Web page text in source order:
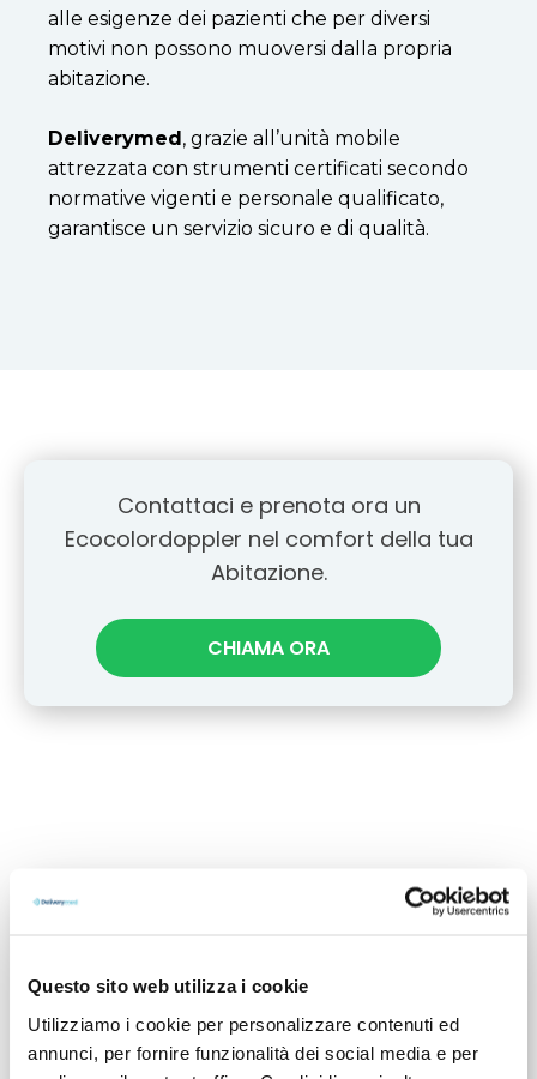
Questo sito web utilizza i cookie
Utilizziamo i cookie per personalizzare contenuti ed
annunci, per fornire funzionalità dei social media e per
alle esigenze dei pazienti che per diversi
motivi non possono muoversi dalla propria
abitazione.
Deliverymed, grazie all’unità mobile
attrezzata con strumenti certificati secondo
normative vigenti e personale qualificato,
garantisce un servizio sicuro e di qualità.
Contattaci e prenota ora un
Ecocolordoppler nel comfort della tua
Abitazione.
CHIAMA ORA